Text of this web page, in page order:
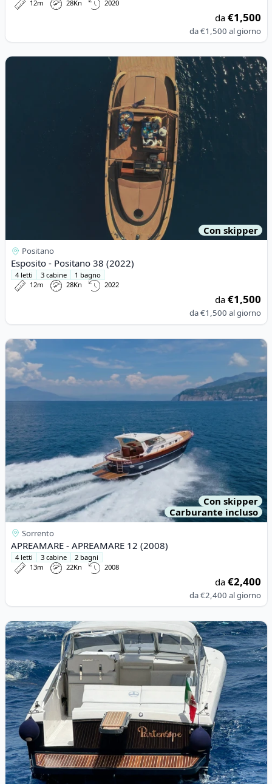
12m 28Kn 2020
da€1,500
da€1,500 al giorno
View details for Esposito - Positano 38 (2022)
Con skipper
Positano
Esposito - Positano 38 (2022)
4 letti 3 cabine
1 bagno
12m
28Kn 2022
da€1,500
da€1,500 al giorno
View details for APREAMARE - APREAMARE 12 (2008)
Con skipper
Carburante incluso
Sorrento
APREAMARE - APREAMARE 12 (2008)
4 letti 3 cabine
2 bagni
13m
22Kn 2008
da€2,400
da€2,400 al giorno
View details for Itama Cantieri Navali Di Roma - Itama 38